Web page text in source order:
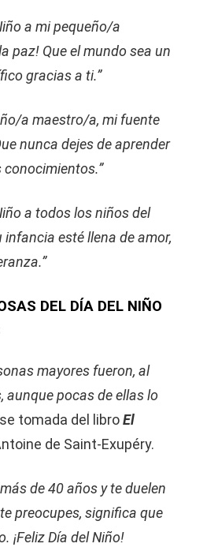
a mi pequeño/a
paz! Que el mundo sea un
gracias a ti.”
a maestro/a, mi fuente
nunca dejes de aprender
a todos los niños del
infancia esté llena de amor,
DEL DÍA DEL NIÑO
mayores fueron, al
aunque pocas de ellas lo
tomada del libroEl
de Saint-Exupéry.
de 40 años y te duelen
preocupes, significa que
¡Feliz Día del Niño!